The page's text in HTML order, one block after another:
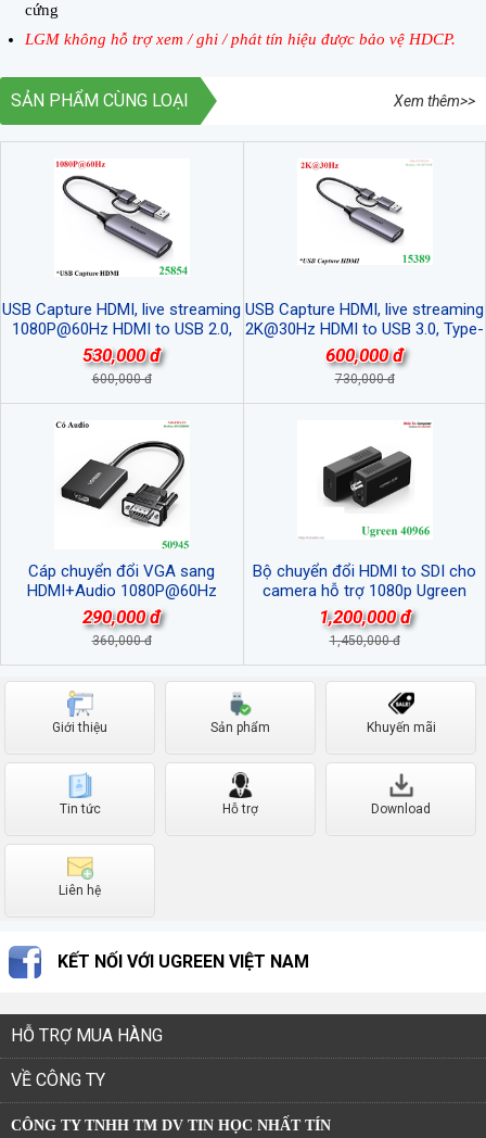
cứng
LGM không hỗ trợ xem / ghi / phát tín hiệu được bảo vệ HDCP.
Xem thêm>>
SẢN PHẨM CÙNG LOẠI
USB Capture HDMI, live streaming
1080P@60Hz HDMI to USB 2.0,
Type-C Ugreen 25854/CM716 cao
cấp
530,000 đ
600,000 đ
USB Capture HDMI, live streaming
2K@30Hz HDMI to USB 3.0, Type-
C Ugreen 15389-CM629 cao cấp
600,000 đ
730,000 đ
Cáp chuyển đổi VGA sang
HDMI+Audio 1080P@60Hz
Ugreen 50945 cao cấp
290,000 đ
360,000 đ
Bộ chuyển đổi HDMI to SDI cho
camera hỗ trợ 1080p Ugreen
40966 cao cấp ( Dừng SX )
1,200,000 đ
1,450,000 đ
Giới thiệu Sản phẩm Khuyến mãi
Tin tức Hỗ trợ Download
Liên hệ
KẾT NỐI VỚI UGREEN VIỆT NAM
HỖ TRỢ MUA HÀNG
VỀ CÔNG TY
CÔNG TY TNHH TM DV TIN HỌC NHẤT TÍN